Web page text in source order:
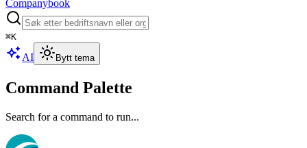
Companybook
⌘K
AI Bytt tema
Command Palette
Search for a command to run...